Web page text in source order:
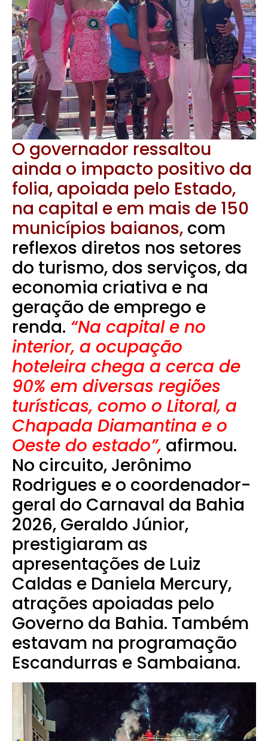
O governador ressaltou
ainda o impacto positivo da
folia, apoiada pelo Estado,
na capital e em mais de 150
municípios baianos, com
reflexos diretos nos setores
do turismo, dos serviços, da
economia criativa e na
geração de emprego e
renda. “Na capital e no
interior, a ocupação
hoteleira chega a cerca de
90% em diversas regiões
turísticas, como o Litoral, a
Chapada Diamantina e o
Oeste do estado”, afirmou.
No circuito, Jerônimo
Rodrigues e o coordenador-
geral do Carnaval da Bahia
2026, Geraldo Júnior,
prestigiaram as
apresentações de Luiz
Caldas e Daniela Mercury,
atrações apoiadas pelo
Governo da Bahia. Também
estavam na programação
Escandurras e Sambaiana.